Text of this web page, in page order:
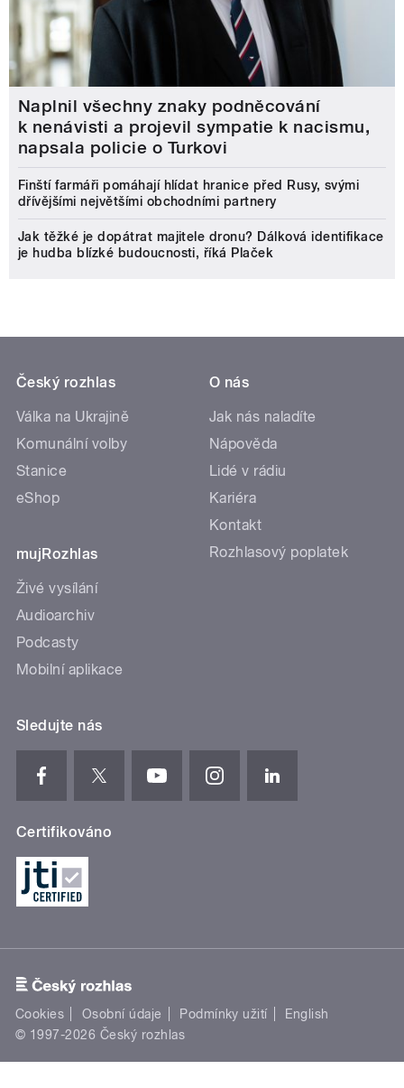
Naplnil všechny znaky podněcování
k nenávisti a projevil sympatie k nacismu,
napsala policie o Turkovi
Finští farmáři pomáhají hlídat hranice před Rusy, svými
dřívějšími největšími obchodními partnery
Jak těžké je dopátrat majitele dronu? Dálková identifikace
je hudba blízké budoucnosti, říká Plaček
Český rozhlas
Válka na Ukrajině
Komunální volby
Stanice
eShop
mujRozhlas
Živé vysílání
Audioarchiv
Podcasty
Mobilní aplikace
O nás
Jak nás naladíte
Nápověda
Lidé v rádiu
Kariéra
Kontakt
Rozhlasový poplatek
Sledujte nás
Certifikováno
Cookies Osobní údaje Podmínky užití
English
© 1997-2026 Český rozhlas